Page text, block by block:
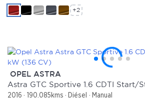
+2
OPEL ASTRA
2016 190.085kms Diésel
Manual